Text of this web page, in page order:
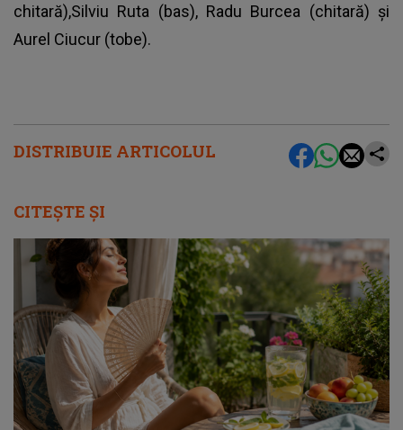
DISTRIBUIE ARTICOLUL
chitară),Silviu Ruta (bas), Radu Burcea (chitară) și
Aurel Ciucur (tobe).
CITEȘTE ȘI